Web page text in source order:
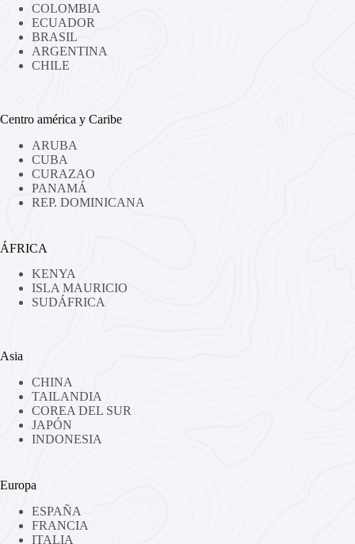
COLOMBIA
ECUADOR
BRASIL
ARGENTINA
CHILE
Centro américa y Caribe
ARUBA
CUBA
CURAZAO
PANAMÁ
REP. DOMINICANA
ÁFRICA
KENYA
ISLA MAURICIO
SUDÁFRICA
Asia
CHINA
TAILANDIA
COREA DEL SUR
JAPÓN
INDONESIA
Europa
ESPAÑA
FRANCIA
ITALIA